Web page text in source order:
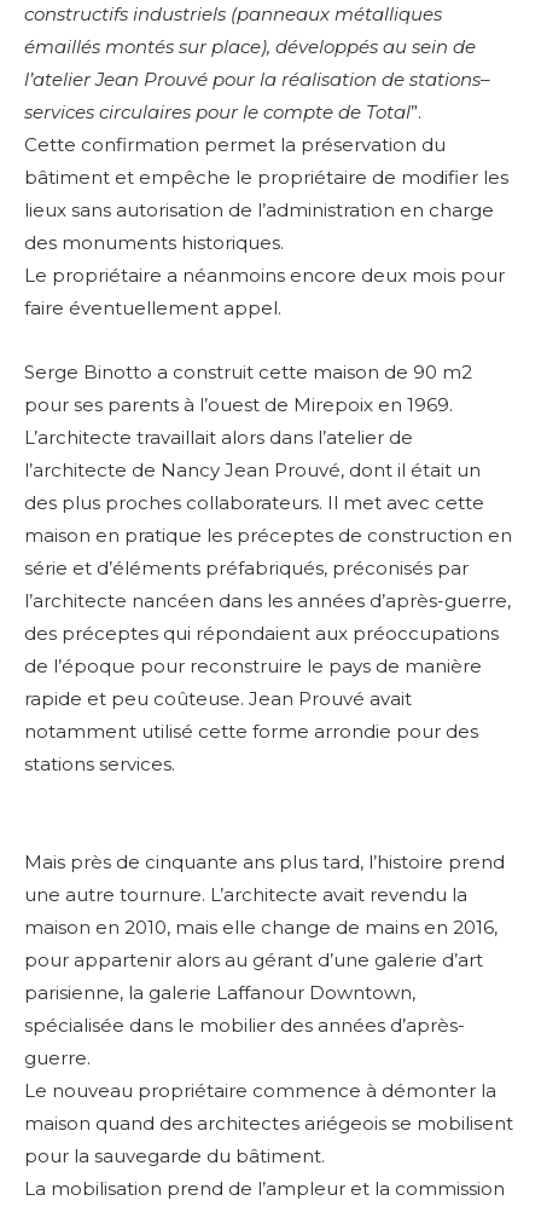
constructifs industriels (panneaux métalliques
émaillés montés sur place), développés au sein de
l’atelier Jean Prouvé pour la réalisation de stations–
services circulaires pour le compte de Total”.
Cette confirmation permet la préservation du
bâtiment et empêche le propriétaire de modifier les
lieux sans autorisation de l’administration en charge
des monuments historiques.
Le propriétaire a néanmoins encore deux mois pour
faire éventuellement appel.
Serge Binotto a construit cette maison de 90 m2
pour ses parents à l’ouest de Mirepoix en 1969.
L’architecte travaillait alors dans l’atelier de
l’architecte de Nancy Jean Prouvé, dont il était un
des plus proches collaborateurs. Il met avec cette
maison en pratique les préceptes de construction en
série et d’éléments préfabriqués, préconisés par
l’architecte nancéen dans les années d’après-guerre,
des préceptes qui répondaient aux préoccupations
de l’époque pour reconstruire le pays de manière
rapide et peu coûteuse. Jean Prouvé avait
notamment utilisé cette forme arrondie pour des
stations services.
Mais près de cinquante ans plus tard, l’histoire prend
une autre tournure. L’architecte avait revendu la
maison en 2010, mais elle change de mains en 2016,
pour appartenir alors au gérant d’une galerie d’art
parisienne, la galerie Laffanour Downtown,
spécialisée dans le mobilier des années d’après-
guerre.
Le nouveau propriétaire commence à démonter la
maison quand des architectes ariégeois se mobilisent
pour la sauvegarde du bâtiment.
La mobilisation prend de l’ampleur et la commission